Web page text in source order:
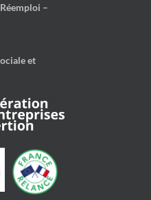
–
et